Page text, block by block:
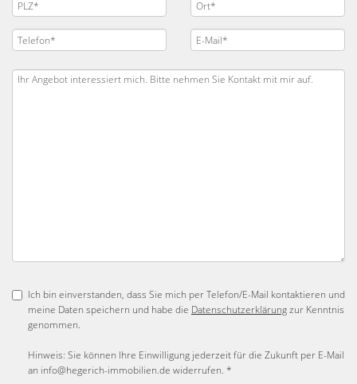
Ich bin einverstanden, dass Sie mich per Telefon/E-Mail kontaktieren und
meine Daten speichern und habe die Datenschutzerklärungzur Kenntnis
genommen.
Hinweis: Sie können Ihre Einwilligung jederzeit für die Zukunft per E-Mail
an info@hegerich-immobilien.de widerrufen. *